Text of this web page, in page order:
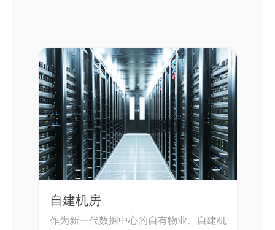
自建机房
作为新一代数据中心的自有物业、自建机